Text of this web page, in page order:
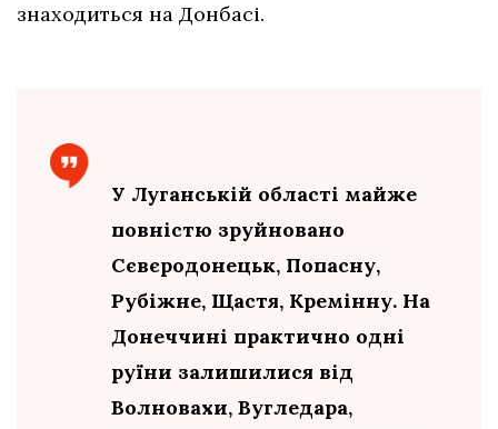
знаходиться на Донбасі.
У Луганській області майже
повністю зруйновано
Сєвєродонецьк, Попасну,
Рубіжне, Щастя, Кремінну. На
Донеччині практично одні
руїни залишилися від
Волновахи, Вугледара,